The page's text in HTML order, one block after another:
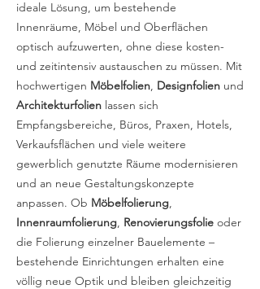
ideale Lösung, um bestehende
Innenräume, Möbel und Oberflächen
optisch aufzuwerten, ohne diese kosten-
und zeitintensiv austauschen zu müssen. Mit
hochwertigen Möbelfolien, Designfolien und
Architekturfolien lassen sich
Empfangsbereiche, Büros, Praxen, Hotels,
Verkaufsflächen und viele weitere
gewerblich genutzte Räume modernisieren
und an neue Gestaltungskonzepte
anpassen. Ob Möbelfolierung,
Innenraumfolierung, Renovierungsfolie oder
die Folierung einzelner Bauelemente –
bestehende Einrichtungen erhalten eine
völlig neue Optik und bleiben gleichzeitig